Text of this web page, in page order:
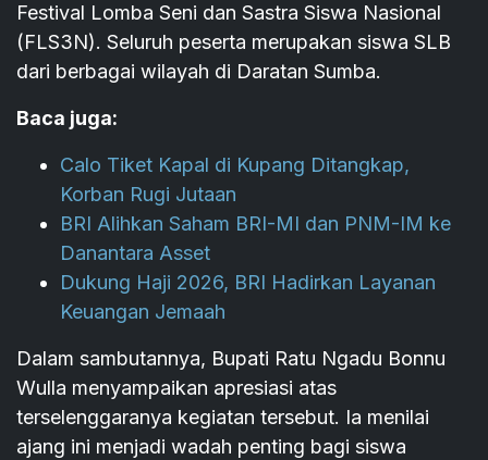
Festival Lomba Seni dan Sastra Siswa Nasional
(FLS3N). Seluruh peserta merupakan siswa SLB
dari berbagai wilayah di Daratan Sumba.
Baca juga:
Calo Tiket Kapal di Kupang Ditangkap,
Korban Rugi Jutaan
BRI Alihkan Saham BRI-MI dan PNM-IM ke
Danantara Asset
Dukung Haji 2026, BRI Hadirkan Layanan
Keuangan Jemaah
Dalam sambutannya, Bupati Ratu Ngadu Bonnu
Wulla menyampaikan apresiasi atas
terselenggaranya kegiatan tersebut. Ia menilai
ajang ini menjadi wadah penting bagi siswa